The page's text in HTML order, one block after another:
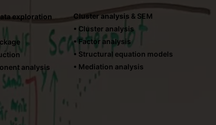
exploration
analysis
Cluster analysis & SEM
• Cluster analysis
• Factor analysis
• Structural equation models
• Mediation analysis